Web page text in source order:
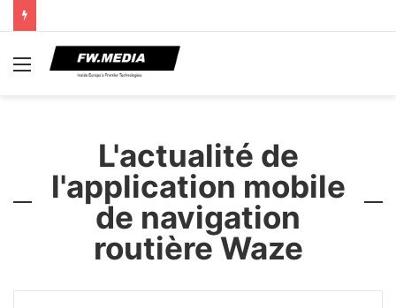
Menu
L'actualité de
l'application mobile
de navigation
routière Waze